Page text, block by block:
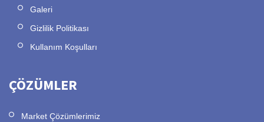
Galeri
Gizlilik Politikası
Kullanım Koşulları
ÇÖZÜMLER
Market Çözümlerimiz